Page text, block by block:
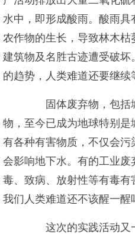
水中，即形成酸雨。酸雨
农作物的生长，导致林木枯
建筑物及名胜古迹遭受破
的趋势，人类难道还要继续
固体废弃物，包括
物，至今已成为地球特别
有各种有害物质，不仅会
会影响地下水。有的工业
毒、致病、放射性等有毒有
我们人类难道还不该醒一醒
这次的实践活动又